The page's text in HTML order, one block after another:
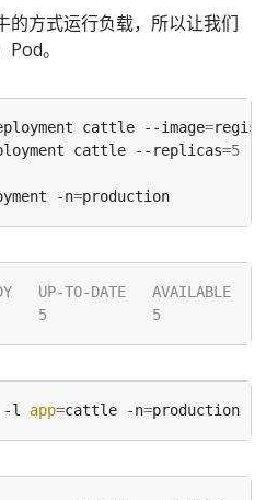
的方式运行负载，所以让我们
。
cattle --image=
cattle --replicas=5
-n=
-l app=cattle -n=